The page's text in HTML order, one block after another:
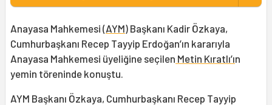
Anayasa Mahkemesi (AYM) Başkanı Kadir Özkaya,
Cumhurbaşkanı Recep Tayyip Erdoğan’ın kararıyla
Anayasa Mahkemesi üyeliğine seçilen Metin Kıratlı’ın
yemin töreninde konuştu.
AYM Başkanı Özkaya, Cumhurbaşkanı Recep Tayyip